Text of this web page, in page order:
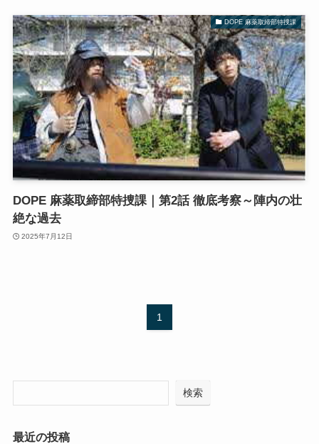
DOPE 麻薬取締部特捜課
DOPE 麻薬取締部特捜課｜第2話 徹底考察～陣内の壮
絶な過去
2025年7月12日
1
検索
最近の投稿